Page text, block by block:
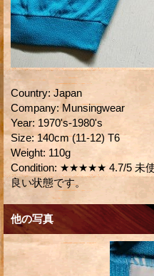
Country: Japan
Company: Munsingwear
Year: 1970's-1980's
Size: 140cm (11-12) T6
Weight: 110g
Condition: ★★★★★ 4.7/5 未使
良い状態です。
他の写真